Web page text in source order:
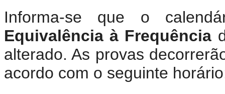
Informa-se que o
Equivalência à Frequência
alterado. As provas
acordo com o seguinte